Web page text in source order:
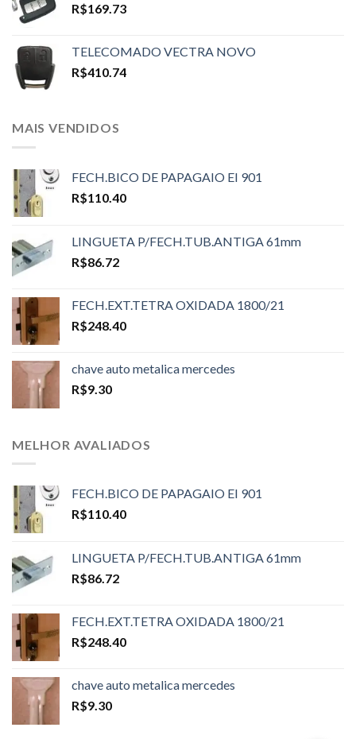
R$169.73
TELECOMADO VECTRA NOVO
R$410.74
MAIS VENDIDOS
FECH.BICO DE PAPAGAIO EI 901
R$110.40
LINGUETA P/FECH.TUB.ANTIGA 61mm
R$86.72
FECH.EXT.TETRA OXIDADA 1800/21
R$248.40
chave auto metalica mercedes
R$9.30
MELHOR AVALIADOS
FECH.BICO DE PAPAGAIO EI 901
R$110.40
LINGUETA P/FECH.TUB.ANTIGA 61mm
R$86.72
FECH.EXT.TETRA OXIDADA 1800/21
R$248.40
chave auto metalica mercedes
R$9.30